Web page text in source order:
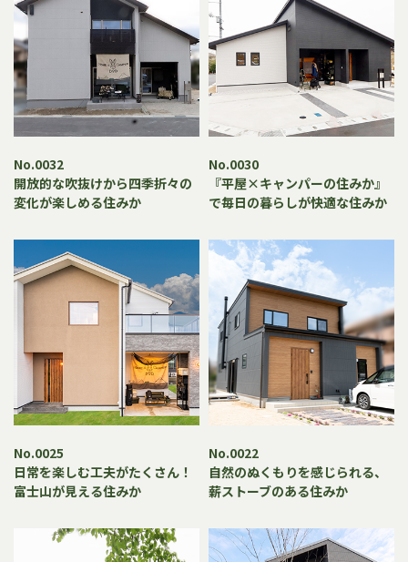
No.0032
開放的な吹抜けから四季折々の
変化が楽しめる住みか
No.0030
『平屋×キャンパーの住みか』
で毎日の暮らしが快適な住みか
No.0025
日常を楽しむ工夫がたくさん！
富士山が見える住みか
No.0022
自然のぬくもりを感じられる、
薪ストーブのある住みか